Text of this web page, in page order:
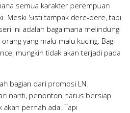
semua karakter perempuan
Meski Sisti tampak dere-dere, tapi
ini adalah bagaimana melindungi
yang malu-malu kucing. Bagi
mungkin tidak akan terjadi pada
bagian dari promosi LN.
nanti, penonton harus bersiap
akan pernah ada. Tapi